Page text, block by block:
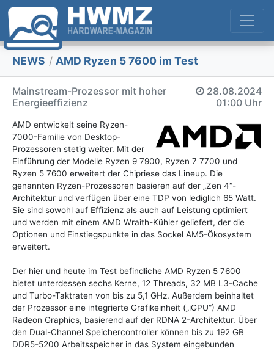
NEWS / AMD Ryzen 5 7600 im Test
Mainstream-Prozessor mit hoher
Energieeffizienz
28.08.2024
01:00 Uhr
AMD entwickelt seine Ryzen-
7000-Familie von Desktop-
Prozessoren stetig weiter. Mit der
Einführung der Modelle Ryzen 9 7900, Ryzen 7 7700 und
Ryzen 5 7600 erweitert der Chipriese das Lineup. Die
genannten Ryzen-Prozessoren basieren auf der „Zen 4“-
Architektur und verfügen über eine TDP von lediglich 65 Watt.
Sie sind sowohl auf Effizienz als auch auf Leistung optimiert
und werden mit einem AMD Wraith-Kühler geliefert, der die
Optionen und Einstiegspunkte in das Sockel AM5-Ökosystem
erweitert.
Der hier und heute im Test befindliche AMD Ryzen 5 7600
bietet unterdessen sechs Kerne, 12 Threads, 32 MB L3-Cache
und Turbo-Taktraten von bis zu 5,1 GHz. Außerdem beinhaltet
der Prozessor eine integrierte Grafikeinheit („iGPU“) AMD
Radeon Graphics, basierend auf der RDNA 2-Architektur. Über
den Dual-Channel Speichercontroller können bis zu 192 GB
DDR5-5200 Arbeitsspeicher in das System eingebunden